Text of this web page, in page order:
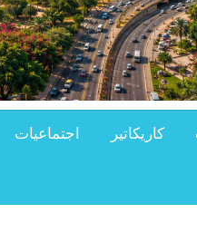
كاريكاتير اجتماعيات